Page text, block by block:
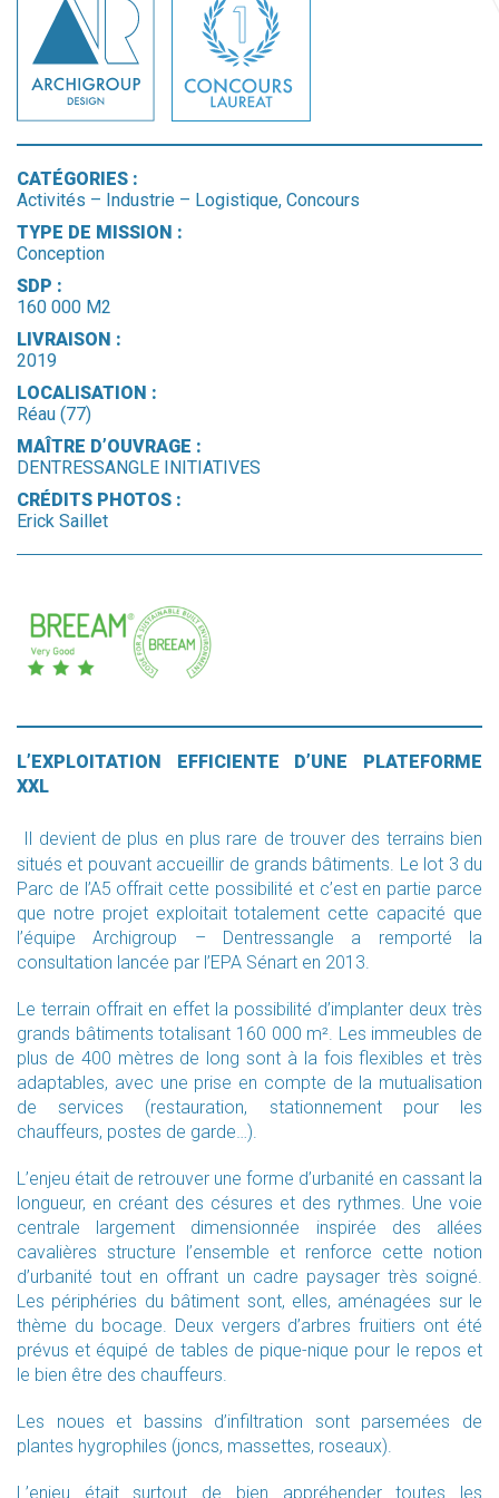
CATÉGORIES :
Activités – Industrie – Logistique, Concours
TYPE DE MISSION :
Conception
SDP :
160 000 M2
LIVRAISON :
2019
LOCALISATION :
Réau (77)
MAÎTRE D’OUVRAGE :
DENTRESSANGLE INITIATIVES
CRÉDITS PHOTOS :
Erick Saillet
L’EXPLOITATION EFFICIENTE D’UNE PLATEFORME
XXL
Il devient de plus en plus rare de trouver des terrains bien
situés et pouvant accueillir de grands bâtiments. Le lot 3 du
Parc de l’A5 offrait cette possibilité et c’est en partie parce
que notre projet exploitait totalement cette capacité que
l’équipe Archigroup – Dentressangle a remporté la
consultation lancée par l’EPA Sénart en 2013.
Le terrain offrait en effet la possibilité d’implanter deux très
grands bâtiments totalisant 160 000 m². Les immeubles de
plus de 400 mètres de long sont à la fois flexibles et très
adaptables, avec une prise en compte de la mutualisation
de services (restauration, stationnement pour les
chauffeurs, postes de garde…).
L’enjeu était de retrouver une forme d’urbanité en cassant la
longueur, en créant des césures et des rythmes. Une voie
centrale largement dimensionnée inspirée des allées
cavalières structure l’ensemble et renforce cette notion
d’urbanité tout en offrant un cadre paysager très soigné.
Les périphéries du bâtiment sont, elles, aménagées sur le
thème du bocage. Deux vergers d’arbres fruitiers ont été
prévus et équipé de tables de pique-nique pour le repos et
le bien être des chauffeurs.
Les noues et bassins d’infiltration sont parsemées de
plantes hygrophiles (joncs, massettes, roseaux).
L’enjeu était surtout de bien appréhender toutes les